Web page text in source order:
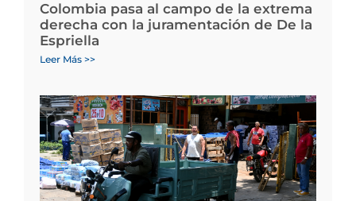
Colombia pasa al campo de la extrema
derecha con la juramentación de De la
Espriella
Leer Más >>